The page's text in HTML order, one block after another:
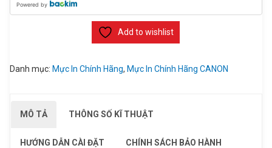
Powered by
Add to wishlist
Danh mục: Mực In Chính Hãng, Mực In Chính Hãng CANON
MÔ TẢ THÔNG SỐ KĨ THUẬT
HƯỚNG DẪN CÀI ĐẶT CHÍNH SÁCH BẢO HÀNH